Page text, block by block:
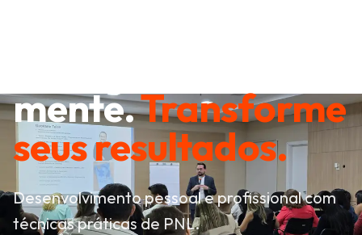
mente.Transforme
seus resultados.
Desenvolvimento pessoal e profissional com
técnicas práticas de PNL.